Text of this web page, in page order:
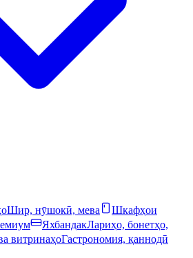
Шир, нӯшокӣ, мева
Шкафҳои
ЯхбандакЛариҳо, бонетҳо,
витринаҳоГастрономия, қаннодӣ